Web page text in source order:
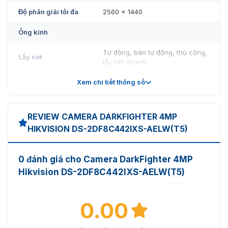
Độ phân giải tối đa 2560 × 1440
Ống kính
Lấy nét
Tự động, bán tự động, thủ công,
lấy nét nhanh
6.0 mm đến 252 mm
- Góc nhìn ngang: 56.6° đến 1.7°
(rộng-tele)
- Góc nhìn dọc: 33.7° đến 0.9°
- Góc nhìn chéo: 63.4° đến 1.9°
(rộng-tele)
Xem chi tiết thông số
REVIEW CAMERA DARKFIGHTER 4MP
HIKVISION DS-2DF8C442IXS-AELW(T5)
0 đánh giá cho Camera DarkFighter 4MP
Hikvision DS-2DF8C442IXS-AELW(T5)
0.00